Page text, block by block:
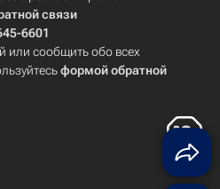
связи
6601
или сообщить обо всех
формой обратной